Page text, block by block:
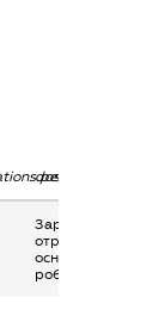
Заробітна плата
отримана за
основним місцем
роботи